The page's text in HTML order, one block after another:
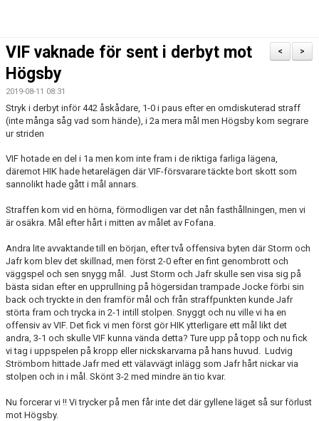
OM FÖRENINGEN
BARN & UNGDOMSVERKSAMHET
STÖTTA VIF
KONTAKT / BOKNING
>
<
VIF vaknade för sent i derbyt mot
Högsby
2019-08-11 08:31
Stryk i derbyt inför 442 åskådare, 1-0 i paus efter en omdiskuterad straff
(inte många såg vad som hände), i 2a mera mål men Högsby kom segrare
ur striden
VIF hotade en del i 1a men kom inte fram i de riktiga farliga lägena,
däremot HIK hade hetarelägen där VIF-försvarare täckte bort skott som
sannolikt hade gått i mål annars.
Straffen kom vid en hörna, förmodligen var det nån fasthållningen, men vi
är osäkra. Mål efter hårt i mitten av målet av Fofana.
Andra lite avvaktande till en början, efter två offensiva byten där Storm och
Jafr kom blev det skillnad, men först 2-0 efter en fint genombrott och
väggspel och sen snygg mål. Just Storm och Jafr skulle sen visa sig på
bästa sidan efter en upprullning på högersidan trampade Jocke förbi sin
back och tryckte in den framför mål och från straffpunkten kunde Jafr
störta fram och trycka in 2-1 intill stolpen. Snyggt och nu ville vi ha en
offensiv av VIF. Det fick vi men först gör HIK ytterligare ett mål likt det
andra, 3-1 och skulle VIF kunna vända detta? Ture upp på topp och nu fick
vi tag i uppspelen på kropp eller nickskarvarna på hans huvud. Ludvig
Strömbom hittade Jafr med ett välavvägt inlägg som Jafr hårt nickar via
stolpen och in i mål. Skönt 3-2 med mindre än tio kvar.
Nu forcerar vi !! Vi trycker på men får inte det där gyllene läget så sur förlust
mot Högsby.